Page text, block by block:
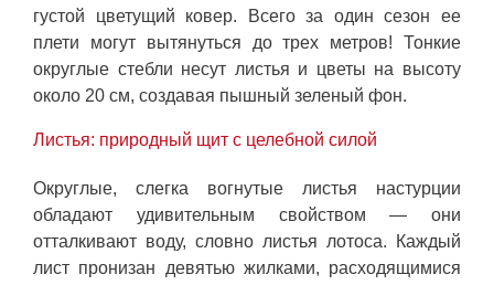
густой цветущий ковер. Всего за один сезон ее
плети могут вытянуться до трех метров! Тонкие
округлые стебли несут листья и цветы на высоту
около 20 см, создавая пышный зеленый фон.
Листья: природный щит с целебной силой
Округлые, слегка вогнутые листья настурции
обладают удивительным свойством — они
отталкивают воду, словно листья лотоса. Каждый
лист пронизан девятью жилками, расходящимися